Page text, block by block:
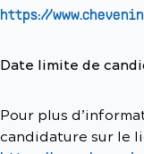
https://
Date limite de
Pour plus
candidature sur le